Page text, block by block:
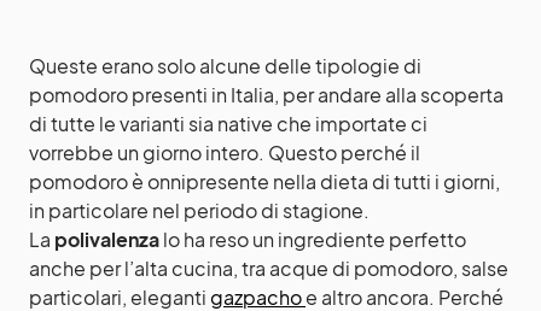
Queste erano solo alcune delle tipologie di
pomodoro presenti in Italia, per andare alla scoperta
di tutte le varianti sia native che importate ci
vorrebbe un giorno intero. Questo perché il
pomodoro è onnipresente nella dieta di tutti i giorni,
in particolare nel periodo di stagione.
La polivalenzalo ha reso un ingrediente perfetto
anche per l’alta cucina, tra acque di pomodoro, salse
particolari, elegantigazpachoe altro ancora. Perché